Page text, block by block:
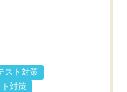
スト対策
対策